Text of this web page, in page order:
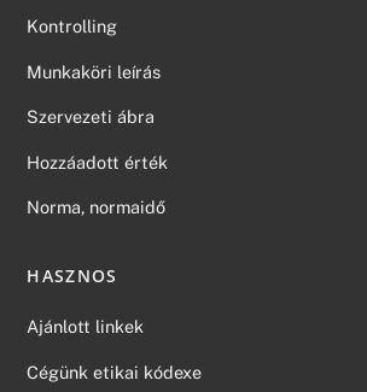
Kontrolling
Munkaköri leírás
Szervezeti ábra
Hozzáadott érték
Norma, normaidő
HASZNOS
Ajánlott linkek
Cégünk etikai kódexe